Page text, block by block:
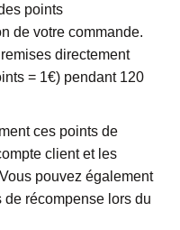
points
de votre commande.
directement
= 1€) pendant 120
ces points de
client et les
pouvez également
récompense lors du